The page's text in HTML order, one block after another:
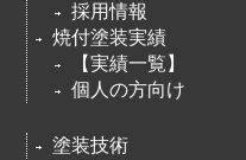
採用情報
焼付塗装実績
【実績一覧】
個人の方向け
塗装技術